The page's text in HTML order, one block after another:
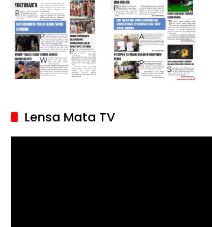
Lensa Mata TV